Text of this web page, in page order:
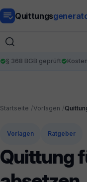
Quittungs
§ 368 BGB geprüft
Startseite Vorlagen
Vorlagen Ratgeber
Quittung